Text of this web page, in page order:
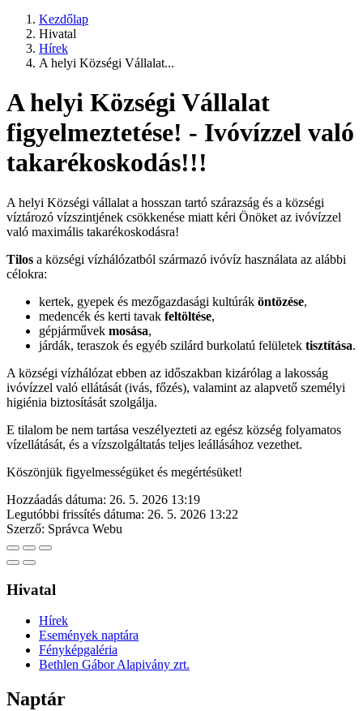
Kezdőlap
Hivatal
Hírek
A helyi Községi Vállalat...
A helyi Községi Vállalat
figyelmeztetése! - Ivóvízzel való
takarékoskodás!!!
A helyi Községi vállalat a hosszan tartó szárazság és a községi
víztározó vízszintjének csökkenése miatt kéri Önöket az ivóvízzel
való maximális takarékoskodásra!
Tilos a községi vízhálózatból származó ivóvíz használata az alábbi
célokra:
kertek, gyepek és mezőgazdasági kultúrák öntözése,
medencék és kerti tavak feltöltése,
gépjárművek mosása,
járdák, teraszok és egyéb szilárd burkolatú felületek tisztítása.
A községi vízhálózat ebben az időszakban kizárólag a lakosság
ivóvízzel való ellátását (ivás, főzés), valamint az alapvető személyi
higiénia biztosítását szolgálja.
E tilalom be nem tartása veszélyezteti az egész község folyamatos
vízellátását, és a vízszolgáltatás teljes leállásához vezethet.
Köszönjük figyelmességüket és megértésüket!
Hozzáadás dátuma: 26. 5. 2026 13:19
Legutóbbi frissítés dátuma: 26. 5. 2026 13:22
Szerző: Správca Webu
Hivatal
Hírek
Események naptára
Fényképgaléria
Bethlen Gábor Alapivány zrt.
Naptár